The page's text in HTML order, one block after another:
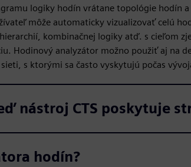
logiky hodín vrátane topológie hodín
môže automaticky vizualizovať celú
kombinačnej logiky atď. s cieľom
Hodinový analyzátor možno použiť aj na
s ktorými sa často vyskytujú počas
nástroj CTS poskytuje
hodín?